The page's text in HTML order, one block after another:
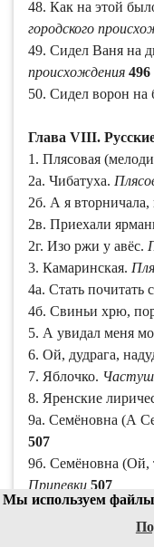
48. Как на этой
городского
49. Сидел Ваня на
происхождения 496
50. Сидел ворон на
Глава VIII.
1. Плясовая
2а. Чибатуха.
2б. А я вторничала,
2в. Приехали
2г. Изо ржи у авёс.
3. Камаринская.
4а. Стать почитать
4б. Свиньи хрю,
5. А увидал меня
6. Ой, дудрага,
7. Яблочко.
8. Яренские
9а. Семёновна (А
507
9б. Семёновна (Ой,
Припевки 507
10. Барыня.
12а. Матаня (Я
Мы используем файлы